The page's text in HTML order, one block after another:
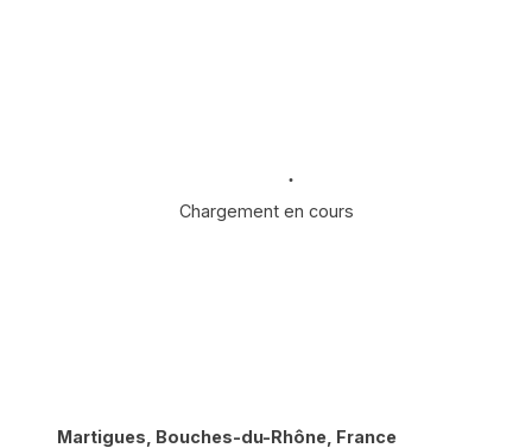
Chargement en cours
Martigues, Bouches-du-Rhône, France